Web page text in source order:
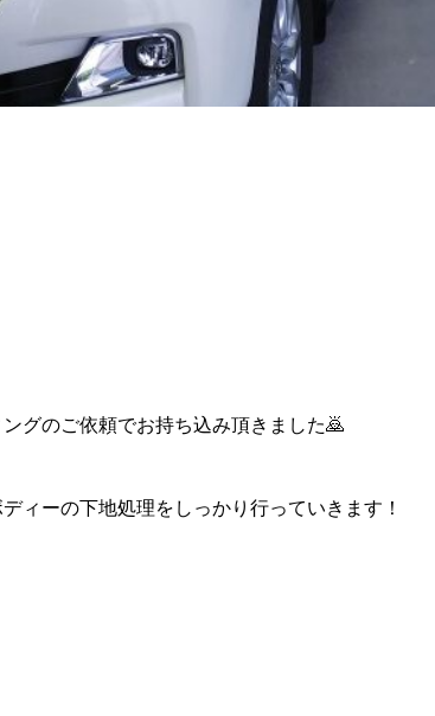
グのご依頼でお持ち込み頂きました🙇
ィーの下地処理をしっかり行っていきます！